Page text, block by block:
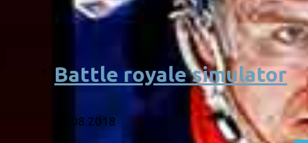
Battle royale simulator
28.08.2018